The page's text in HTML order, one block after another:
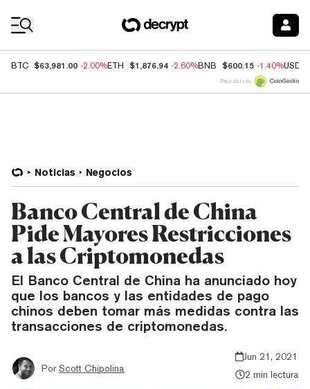
BTC $63,981.00 -2.00%ETH $1,876.94 -2.60%BNB $600.15 -1.40%USDC
Price data by
Noticias Negocios
Banco Central de China
Pide Mayores Restricciones
a las Criptomonedas
El Banco Central de China ha anunciado hoy
que los bancos y las entidades de pago
chinos deben tomar más medidas contra las
transacciones de criptomonedas.
Por Scott Chipolina
Jun 21, 2021
2 min lectura